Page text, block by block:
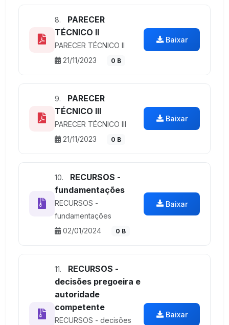
8.
PARECER
TÉCNICO II
PARECER TÉCNICO II
21/11/2023
0 B
Baixar
9.
PARECER
TÉCNICO III
PARECER TÉCNICO III
21/11/2023
0 B
Baixar
10.
RECURSOS -
fundamentações
RECURSOS -
fundamentações
02/01/2024
0 B
Baixar
11.
RECURSOS -
decisões pregoeira e
autoridade
competente
RECURSOS - decisões
Baixar